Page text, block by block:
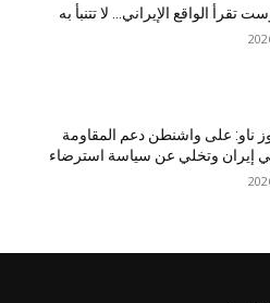
تقرأ الواقع الإيراني… لا تتنبأ به
ناو: على واشنطن دعم المقاومة
إيران وتخلي عن سياسة استرضاء